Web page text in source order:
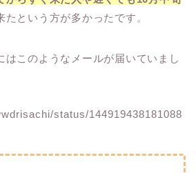
という方が多かったです。
はこのようなメールが届いていまし
status/144919438181088